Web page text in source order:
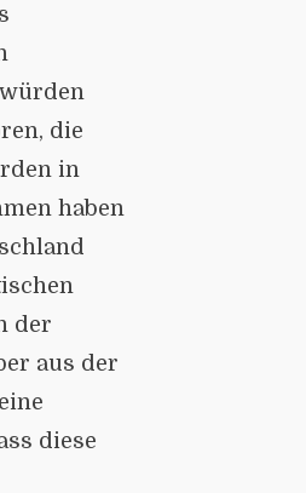
die
in
haben
der
aus der
diese